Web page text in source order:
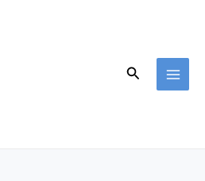
Search